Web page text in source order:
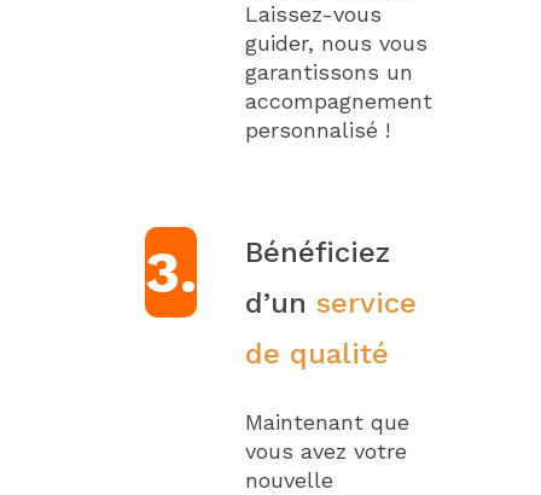
Laissez-vous
guider, nous vous
garantissons un
accompagnement
personnalisé !
3.
Bénéficiez
d’un service
de qualité
Maintenant que
vous avez votre
nouvelle